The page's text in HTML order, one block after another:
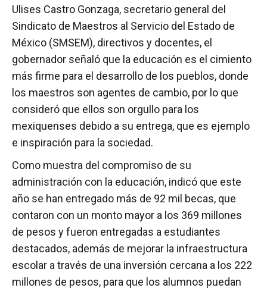
Ulises Castro Gonzaga, secretario general del
Sindicato de Maestros al Servicio del Estado de
México (SMSEM), directivos y docentes, el
gobernador señaló que la educación es el cimiento
más firme para el desarrollo de los pueblos, donde
los maestros son agentes de cambio, por lo que
consideró que ellos son orgullo para los
mexiquenses debido a su entrega, que es ejemplo
e inspiración para la sociedad.
Como muestra del compromiso de su
administración con la educación, indicó que este
año se han entregado más de 92 mil becas, que
contaron con un monto mayor a los 369 millones
de pesos y fueron entregadas a estudiantes
destacados, además de mejorar la infraestructura
escolar a través de una inversión cercana a los 222
millones de pesos, para que los alumnos puedan